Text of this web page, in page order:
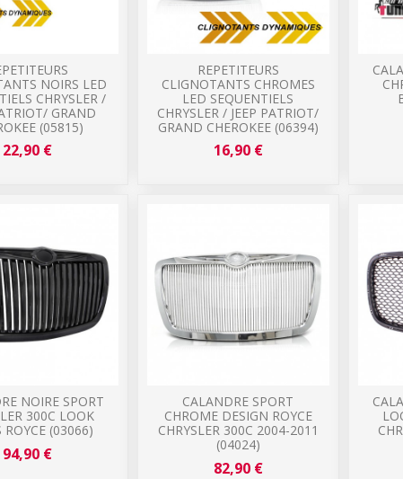
NOIRS LED
CHRYSLER /
GRAND
(05815)
22,90 €
REPETITEURS
CLIGNOTANTS CHROMES
LED SEQUENTIELS
CHRYSLER / JEEP PATRIOT/
GRAND CHEROKEE (06394)
16,90 €
NOIRE SPORT
300C LOOK
ROYCE (03066)
94,90 €
CALANDRE SPORT
CHROME DESIGN ROYCE
CHRYSLER 300C 2004-2011
(04024)
82,90 €